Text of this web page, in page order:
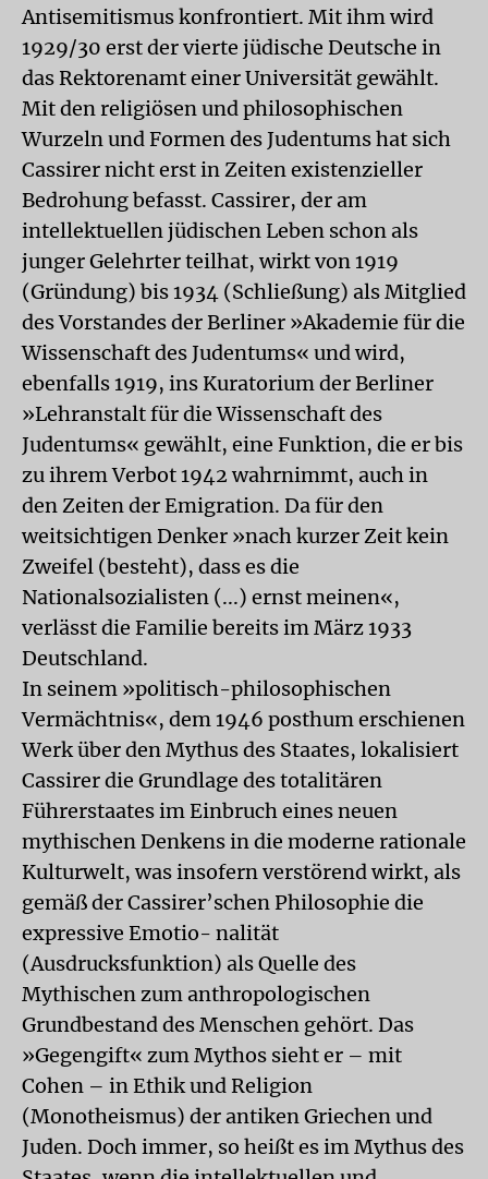
Antisemitismus konfrontiert. Mit ihm wird
1929/30 erst der vierte jüdische Deutsche in
das Rektorenamt einer Universität gewählt.
Mit den religiösen und philosophischen
Wurzeln und Formen des Judentums hat sich
Cassirer nicht erst in Zeiten existenzieller
Bedrohung befasst. Cassirer, der am
intellektuellen jüdischen Leben schon als
junger Gelehrter teilhat, wirkt von 1919
(Gründung) bis 1934 (Schließung) als Mitglied
des Vorstandes der Berliner »Akademie für die
Wissenschaft des Judentums« und wird,
ebenfalls 1919, ins Kuratorium der Berliner
»Lehranstalt für die Wissenschaft des
Judentums« gewählt, eine Funktion, die er bis
zu ihrem Verbot 1942 wahrnimmt, auch in
den Zeiten der Emigration. Da für den
weitsichtigen Denker »nach kurzer Zeit kein
Zweifel (besteht), dass es die
Nationalsozialisten (...) ernst meinen«,
verlässt die Familie bereits im März 1933
Deutschland.
In seinem »politisch-philosophischen
Vermächtnis«, dem 1946 posthum erschienen
Werk über den Mythus des Staates, lokalisiert
Cassirer die Grundlage des totalitären
Führerstaates im Einbruch eines neuen
mythischen Denkens in die moderne rationale
Kulturwelt, was insofern verstörend wirkt, als
gemäß der Cassirer’schen Philosophie die
expressive Emotio- nalität
(Ausdrucksfunktion) als Quelle des
Mythischen zum anthropologischen
Grundbestand des Menschen gehört. Das
»Gegengift« zum Mythos sieht er – mit
Cohen – in Ethik und Religion
(Monotheismus) der antiken Griechen und
Juden. Doch immer, so heißt es im Mythus des